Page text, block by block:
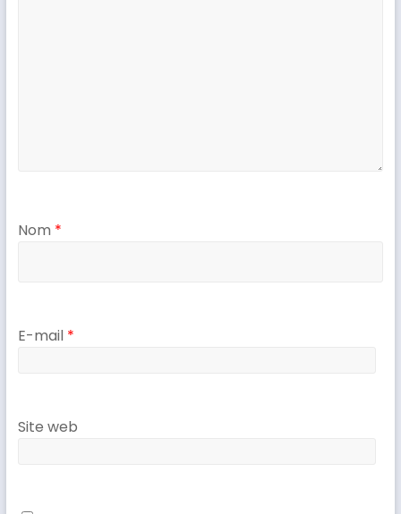
Nom *
E-mail *
Site web